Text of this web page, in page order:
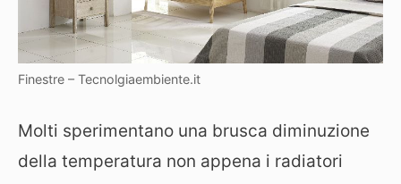
Finestre – Tecnolgiaembiente.it
Molti sperimentano una brusca diminuzione
della temperatura non appena i radiatori